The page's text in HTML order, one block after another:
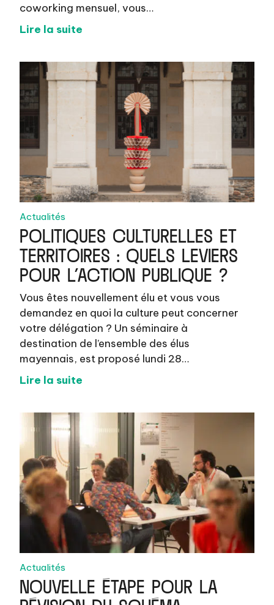
coworking mensuel, vous…
Lire la suite
Actualités
POLITIQUES CULTURELLES ET
TERRITOIRES : QUELS LEVIERS
POUR L’ACTION PUBLIQUE ?
Vous êtes nouvellement élu et vous vous
demandez en quoi la culture peut concerner
votre délégation ? Un séminaire à
destination de l’ensemble des élus
mayennais, est proposé lundi 28…
Lire la suite
Actualités
NOUVELLE ÉTAPE POUR LA